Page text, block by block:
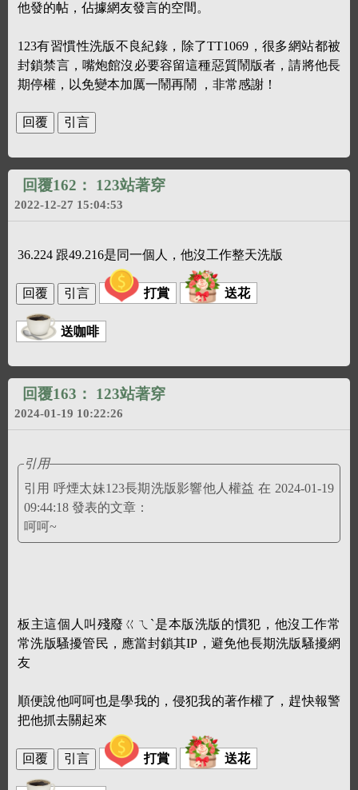
他發的帖，佔據網友發言的空間。
123有習慣性洗版不良紀錄，除了TT1069，很多網站都被
封鎖禁言，嘴炮館沒必要容留這種惡質鬧版者，請將他長
期停權，以免變本加厲一鬧再鬧 ，非常感謝！
回覆162： 123站著穿
2022-12-27 15:04:53
36.224 跟49.216是同一個人，他沒工作整天洗版
打賞 送花
送咖啡
回覆163： 123站著穿
2024-01-19 10:22:26
引用
引用 呼煙太妹123長期洗版影響他人權益 在 2024-01-19
09:44:18 發表的文章：
呵呵~
板主這個人叫殘廢ㄍㄟˋ是本版洗版的慣犯，他沒工作常
常洗版騷擾管民，應當封鎖其IP，避免他長期洗版騷擾網
友
順便說他呵呵也是學我的，侵犯我的著作權了，趕快報警
把他抓去關起來
打賞 送花